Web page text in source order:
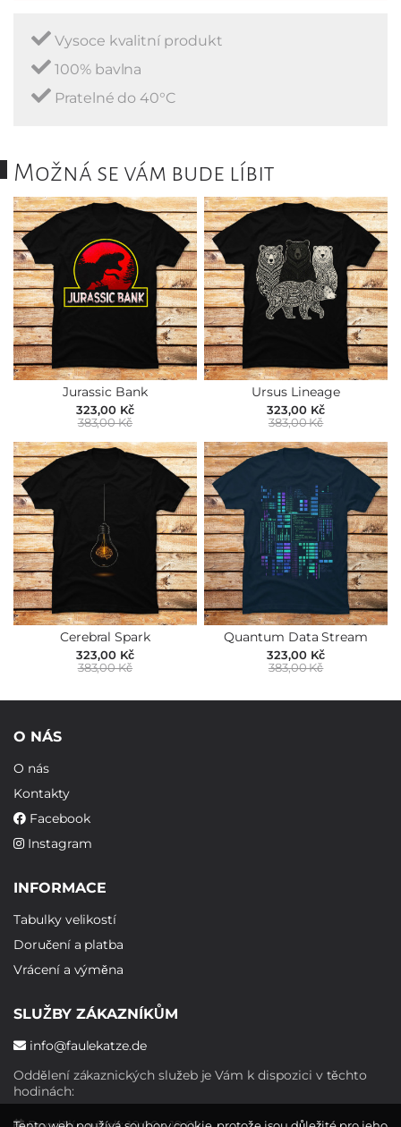
Vysoce kvalitní produkt
100% bavlna
Pratelné do 40°C
Možná se vám bude líbit
Jurassic Bank
323,00 Kč
383,00 Kč
Ursus Lineage
323,00 Kč
383,00 Kč
Cerebral Spark
323,00 Kč
383,00 Kč
Quantum Data Stream
323,00 Kč
383,00 Kč
O NÁS
O nás
Kontakty
Facebook
Instagram
INFORMACE
Tabulky velikostí
Doručení a platba
Vrácení a výměna
SLUŽBY ZÁKAZNÍKŮM
info@faulekatze.de
Oddělení zákaznických služeb je Vám k dispozici v těchto
hodinách: